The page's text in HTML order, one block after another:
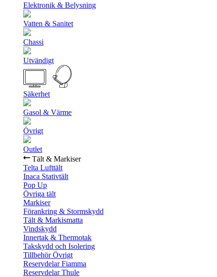
Elektronik & Belysning
Vatten & Sanitet
Chassi
Utvändigt
Säkerhet
Gasol & Värme
Övrigt
Outlet
Tält & Markiser
Telta Lufttält
Inaca Stativtält
Pop Up
Övriga tält
Markiser
Förankring & Stormskydd
Tält & Markismatta
Vindskydd
Innertak & Thermotak
Takskydd och Isolering
Tillbehör Övrigt
Reservdelar Fiamma
Reservdelar Thule